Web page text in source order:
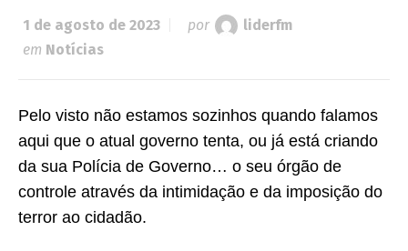
1 de agosto de 2023 por
liderfm
em Notícias
Pelo visto não estamos sozinhos quando falamos
aqui que o atual governo tenta, ou já está criando
da sua Polícia de Governo… o seu órgão de
controle através da intimidação e da imposição do
terror ao cidadão.